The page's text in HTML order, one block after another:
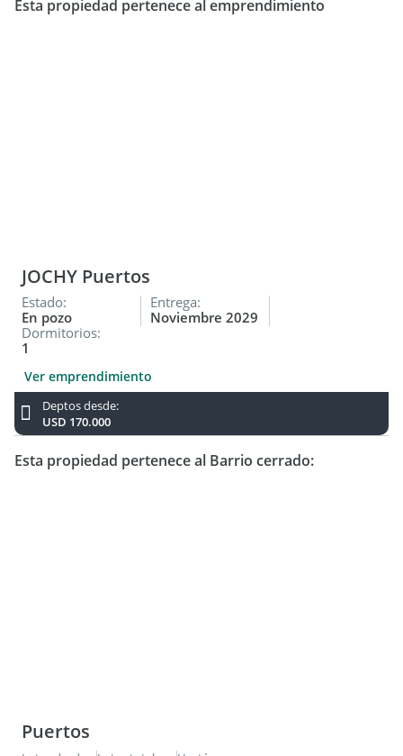
Esta propiedad pertenece al emprendimiento
JOCHY Puertos
Estado:
En pozo
Entrega:
Noviembre 2029
Dormitorios:
1
Ver emprendimiento
Deptos desde:
USD 170.000
Esta propiedad pertenece al Barrio cerrado:
Puertos